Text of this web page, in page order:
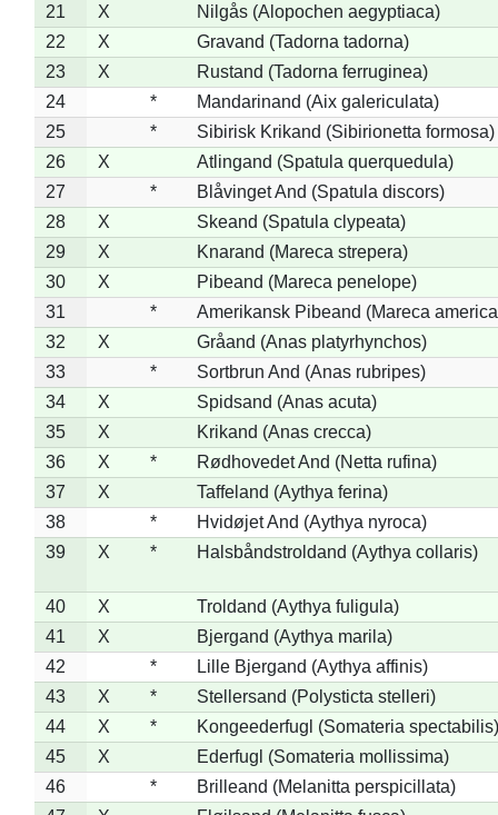
21
X
Nilgås (Alopochen aegyptiaca)
22
X
Gravand (Tadorna tadorna)
23
X
Rustand (Tadorna ferruginea)
24
*
Mandarinand (Aix galericulata)
25
*
Sibirisk Krikand (Sibirionetta formosa)
26
X
Atlingand (Spatula querquedula)
27
*
Blåvinget And (Spatula discors)
28
X
Skeand (Spatula clypeata)
29
X
Knarand (Mareca strepera)
30
X
Pibeand (Mareca penelope)
31
*
Amerikansk Pibeand (Mareca
32
X
Gråand (Anas platyrhynchos)
33
*
Sortbrun And (Anas rubripes)
34
X
Spidsand (Anas acuta)
35
X
Krikand (Anas crecca)
36
X *
Rødhovedet And (Netta rufina)
37
X
Taffeland (Aythya ferina)
38
*
Hvidøjet And (Aythya nyroca)
39
X * Halsbåndstroldand (Aythya collaris)
40 X
Troldand (Aythya fuligula)
41
X
Bjergand (Aythya marila)
42
*
Lille Bjergand (Aythya affinis)
43
X *
Stellersand (Polysticta stelleri)
44
X *
Kongeederfugl (Somateria spectabilis)
45
X
Ederfugl (Somateria mollissima)
46
*
Brilleand (Melanitta perspicillata)